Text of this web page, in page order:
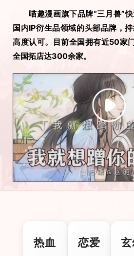
喵趣漫画旗下品牌“三月兽”快
国内IP衍生品领域的头部品牌，
高度认可。目前全国拥有近50家
全国拓店达300余家。
热血 恋爱 玄